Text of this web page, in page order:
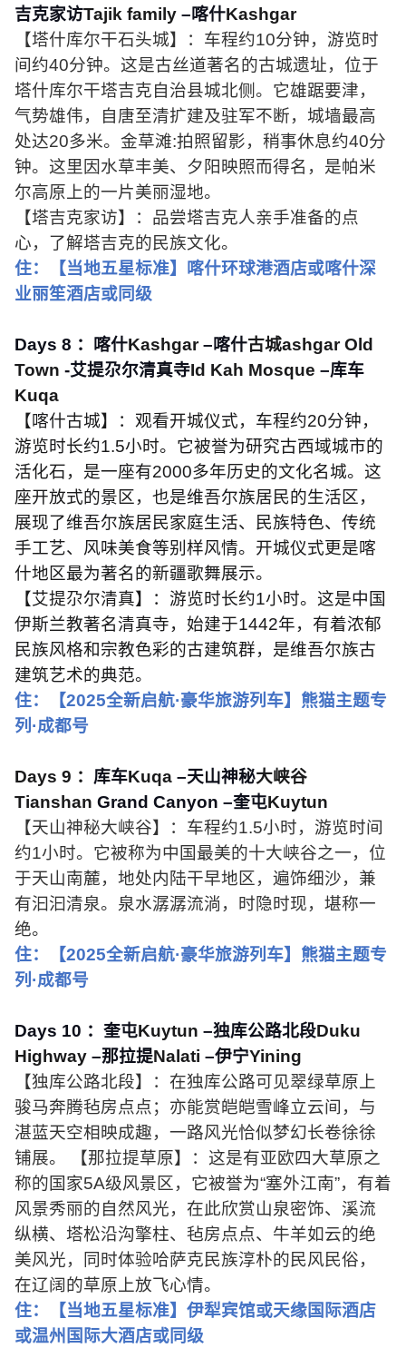
吉克家访Tajik family –喀什Kashgar
【塔什库尔干石头城】：车程约10分钟，游览时
间约40分钟。这是古丝道著名的古城遗址，位于
塔什库尔干塔吉克自治县城北侧。它雄踞要津，
气势雄伟，自唐至清扩建及驻军不断，城墙最高
处达20多米。金草滩:拍照留影，稍事休息约40分
钟。这里因水草丰美、夕阳映照而得名，是帕米
尔高原上的一片美丽湿地。
【塔吉克家访】：品尝塔吉克人亲手准备的点
心，了解塔吉克的民族文化。
住：【当地五星标准】喀什环球港酒店或喀什深
业丽笙酒店或同级
Days 8 ：喀什Kashgar–喀什古城ashgar Old
Town -艾提尕尔清真寺Id Kah Mosque –库车
Kuqa
【喀什古城】：观看开城仪式，车程约20分钟，
游览时长约1.5小时。它被誉为研究古西域城市的
活化石，是一座有2000多年历史的文化名城。这
座开放式的景区，也是维吾尔族居民的生活区，
展现了维吾尔族居民家庭生活、民族特色、传统
手工艺、风味美食等别样风情。开城仪式更是喀
什地区最为著名的新疆歌舞展示。
【艾提尕尔清真】：游览时长约1小时。这是中国
伊斯兰教著名清真寺，始建于1442年，有着浓郁
民族风格和宗教色彩的古建筑群，是维吾尔族古
建筑艺术的典范。
住：【2025全新启航·豪华旅游列车】熊猫主题专
列·成都号
Days 9 ： 库车Kuqa –天山神秘大峡谷
Tianshan Grand Canyon –奎屯Kuytun
【天山神秘大峡谷】：车程约1.5小时，游览时间
约1小时。它被称为中国最美的十大峡谷之一，位
于天山南麓，地处内陆干早地区，遍饰细沙，兼
有汩汩清泉。泉水潺潺流淌，时隐时现，堪称一
绝。
住：【2025全新启航·豪华旅游列车】熊猫主题专
列·成都号
Days 10 ：奎屯Kuytun –独库公路北段Duku
Highway –那拉提Nalati –伊宁Yining
【独库公路北段】：在独库公路可见翠绿草原上
骏马奔腾毡房点点；亦能赏皑皑雪峰立云间，与
湛蓝天空相映成趣，一路风光恰似梦幻长卷徐徐
铺展。 【那拉提草原】：这是有亚欧四大草原之
称的国家5A级风景区，它被誉为“塞外江南”，有着
风景秀丽的自然风光，在此欣赏山泉密饰、溪流
纵横、塔松沿沟擎柱、毡房点点、牛羊如云的绝
美风光，同时体验哈萨克民族淳朴的民风民俗，
在辽阔的草原上放飞心情。
住：【当地五星标准】伊犁宾馆或天缘国际酒店
或温州国际大酒店或同级